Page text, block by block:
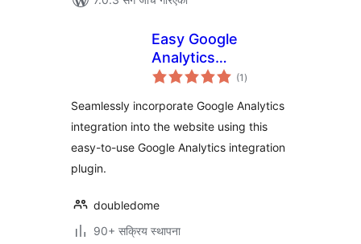
Easy Google
Analytics
Integration –(1 कुल
रेटिङ्गहरू
)
Seamlessly incorporate Google Analytics
integration into the website using this
easy-to-use Google Analytics integration
plugin.
doubledome
90+ सक्रिय स्थापना